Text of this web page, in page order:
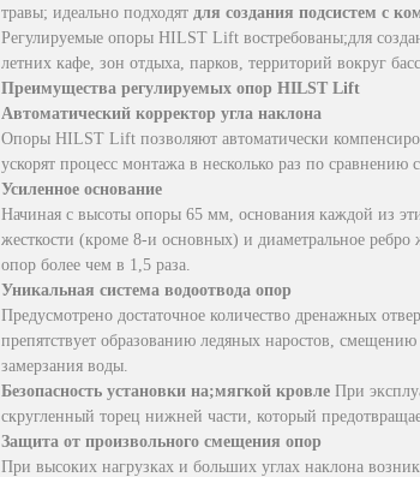
травы; идеально подходят для создания подсистем с
Регулируемые опоры HILST Lift востребованы;для
летних кафе, зон отдыха, парков, территорий вокруг
Преимущества регулируемых опор HILST Lift
Автоматический корректор угла наклона
Опоры HILST Lift позволяют автоматически
ускорят процесс монтажа в несколько раз по сравнению
Усиленное основание
Начиная с высоты опоры 65 мм, основания каждой из
жесткости (кроме 8-и основных) и диаметральное
опор более чем в 1,5 раза.
Уникальная система водоотвода опор
Предусмотрено достаточное количество дренажных
препятствует образованию ледяных наростов,
замерзания воды.
Безопасность установки на;мягкой кровле При
скругленный торец нижней части, который
Защита от произвольного смещения опор
При высоких нагрузках и больших углах наклона